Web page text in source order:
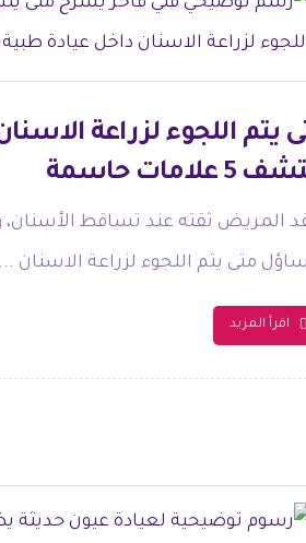
يتم اللجوء لزراعة الاسنان
علامات حاسمة
المريض ثقته عند تساقط الأسنان،
متى يتم اللجوء لزراعة الاسنان ...
اقرأ المزيد